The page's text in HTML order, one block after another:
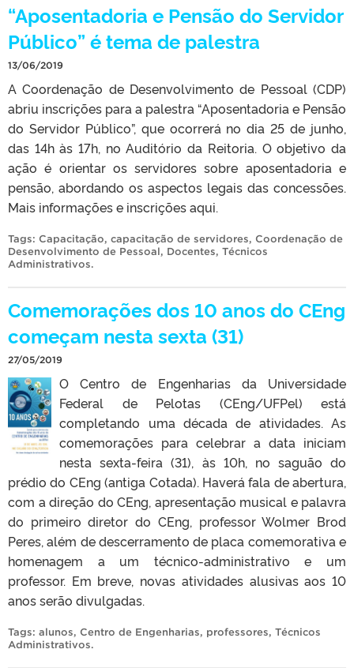
“Aposentadoria e Pensão do Servidor
Público” é tema de palestra
13/06/2019
A Coordenação de Desenvolvimento de Pessoal (CDP)
abriu inscrições para a palestra “Aposentadoria e Pensão
do Servidor Público”, que ocorrerá no dia 25 de junho,
das 14h às 17h, no Auditório da Reitoria. O objetivo da
ação é orientar os servidores sobre aposentadoria e
pensão, abordando os aspectos legais das concessões.
Mais informações e inscrições aqui.
Tags: Capacitação, capacitação de servidores, Coordenação de
Desenvolvimento de Pessoal, Docentes, Técnicos
Administrativos.
Comemorações dos 10 anos do CEng
começam nesta sexta (31)
27/05/2019
O Centro de Engenharias da Universidade
Federal de Pelotas (CEng/UFPel) está
completando uma década de atividades. As
comemorações para celebrar a data iniciam
nesta sexta-feira (31), às 10h, no saguão do
prédio do CEng (antiga Cotada). Haverá fala de abertura,
com a direção do CEng, apresentação musical e palavra
do primeiro diretor do CEng, professor Wolmer Brod
Peres, além de descerramento de placa comemorativa e
homenagem a um técnico-administrativo e um
professor. Em breve, novas atividades alusivas aos 10
anos serão divulgadas.
Tags: alunos, Centro de Engenharias, professores, Técnicos
Administrativos.